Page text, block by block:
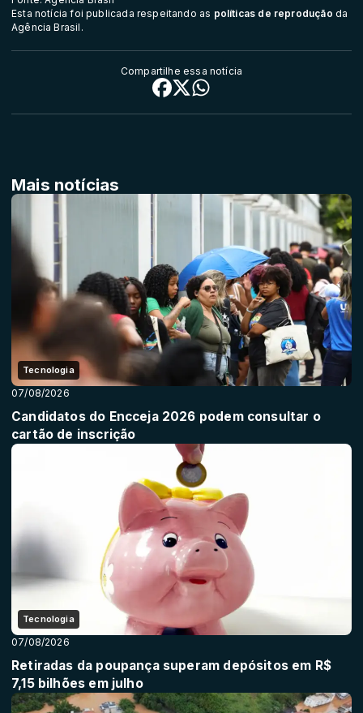
Esta notícia foi publicada respeitando as políticas de reprodução da
Agência Brasil.
Compartilhe essa notícia
Mais notícias
Tecnologia
07/08/2026
Candidatos do Encceja 2026 podem consultar o
cartão de inscrição
Tecnologia
07/08/2026
Retiradas da poupança superam depósitos em R$
7,15 bilhões em julho